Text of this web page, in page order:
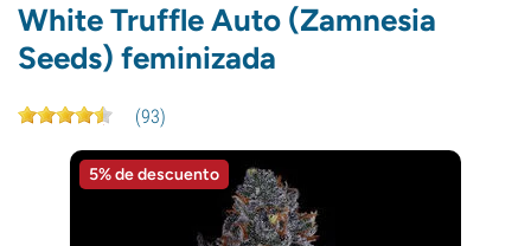
White Truffle Auto (Zamnesia
Seeds) feminizada
(93)
5% de descuento